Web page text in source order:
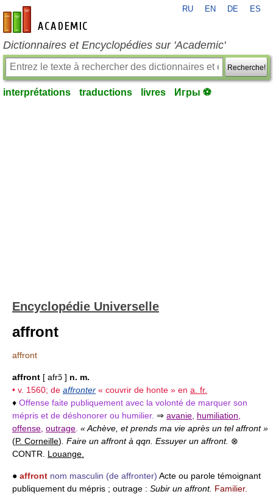
fr-academic.com
RU EN DE ES
Dictionnaires et Encyclopédies sur 'Academic'
Recherche!
interprétations traductions livres Игры ⚽
Encyclopédie Universelle
affront
affront
affront [ afrɔ̃ ] n. m.
• v. 1560; de affronter « couvrir de honte » en a. fr.
♦ Offense faite publiquement avec la volonté de marquer son
mépris et de déshonorer ou humilier. ⇒ avanie humiliation
offense outrage « Achève, et prends ma vie après un tel affront »
(P. Corneille) . Faire un affront à qqn. Essuyer un affront. ⊗
CONTR. Louange.
● affront nom masculin (de affronter) Acte ou parole témoignant
publiquement du mépris ; outrage : Subir un affront. Familier.